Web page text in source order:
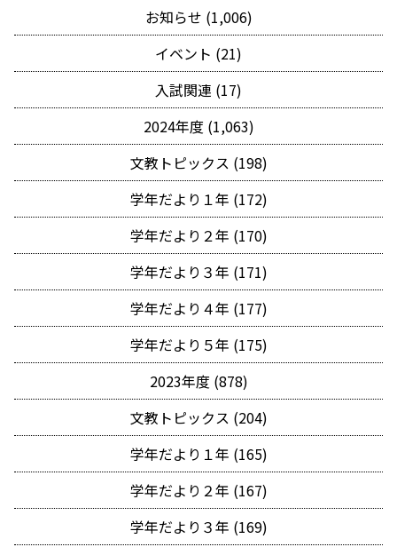
お知らせ (1,006)
イベント (21)
入試関連 (17)
2024年度 (1,063)
文教トピックス (198)
学年だより１年 (172)
学年だより２年 (170)
学年だより３年 (171)
学年だより４年 (177)
学年だより５年 (175)
2023年度 (878)
文教トピックス (204)
学年だより１年 (165)
学年だより２年 (167)
学年だより３年 (169)